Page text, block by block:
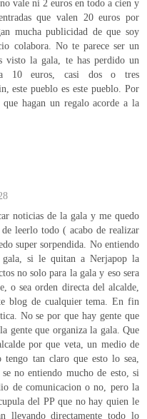
vale ni 2 euros en todo a cien y
que valen 20 euros por
mucha publicidad de que soy
colabora. No te parece ser un
visto la gala, te has perdido un
10 euros, casi dos o tres
este pueblo es este pueblo. Por
hagan un regalo acorde a la
noticias de la gala y me quedo
leerlo todo ( acabo de realizar
super sorpendida. No entiendo
si le quitan a Nerjapop la
no solo para la gala y eso sera
o sea orden directa del alcalde,
blog de cualquier tema. En fin
No se por que hay gente que
gente que organiza la gala. Que
por que veta, un medio de
tan claro que esto lo sea,
no entiendo mucho de esto, si
de comunicacion o no, pero la
del PP que no hay quien le
llevando directamente todo lo